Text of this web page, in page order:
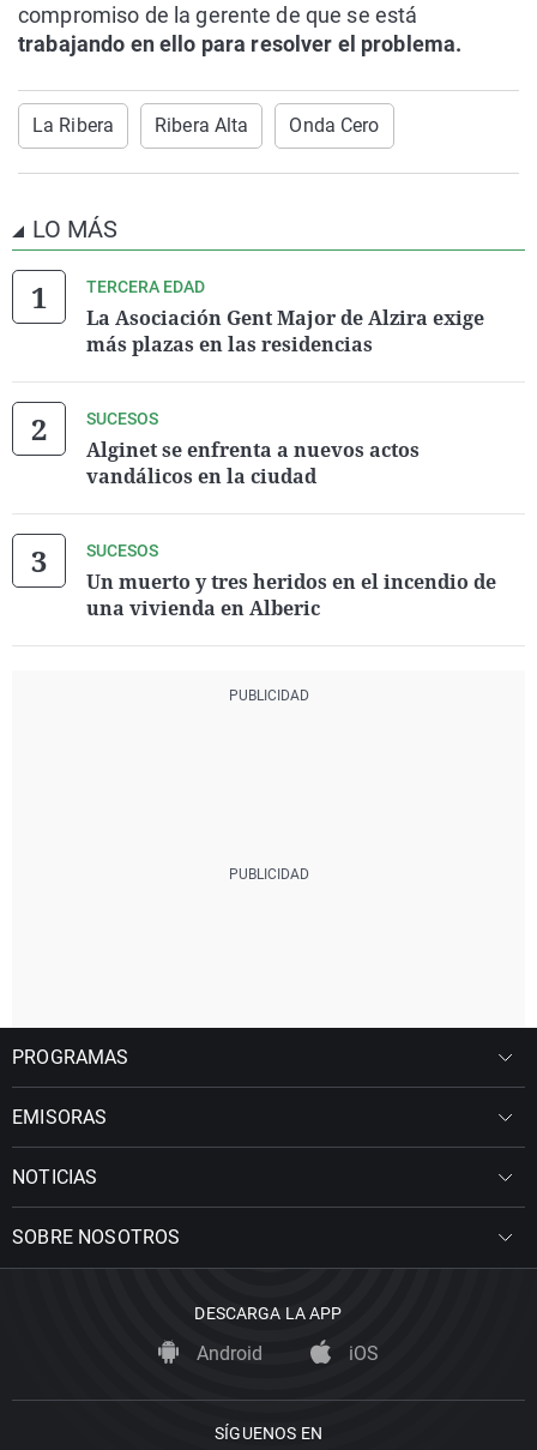
compromiso de la gerente de que se está
trabajando en ello para resolver el problema.
La Ribera Ribera Alta Onda Cero
LO MÁS
TERCERA EDAD
La Asociación Gent Major de Alzira exige
más plazas en las residencias
SUCESOS
Alginet se enfrenta a nuevos actos
vandálicos en la ciudad
SUCESOS
Un muerto y tres heridos en el incendio de
una vivienda en Alberic
PROGRAMAS
EMISORAS
NOTICIAS
SOBRE NOSOTROS
DESCARGA LA APP
Android iOS
SÍGUENOS EN